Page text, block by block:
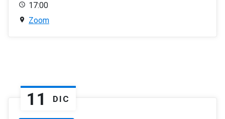
17:00
Zoom
11 DIC